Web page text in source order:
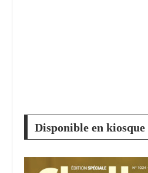
Disponible en kiosque